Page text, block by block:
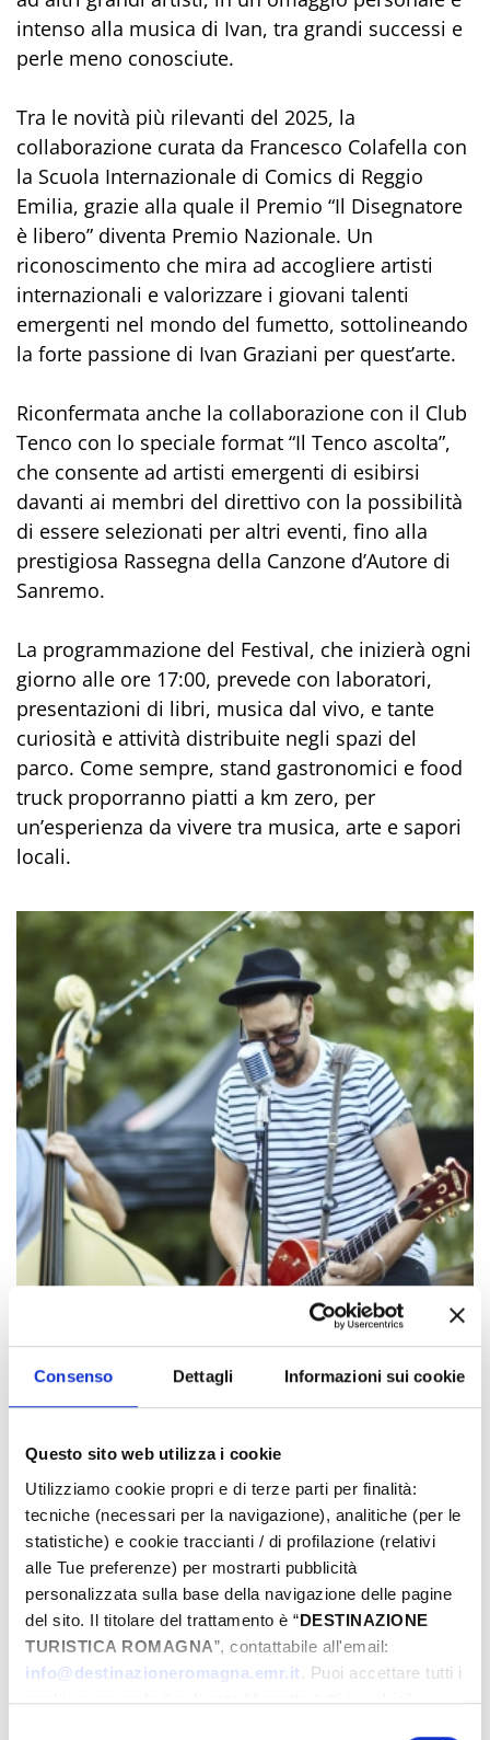
Consenso Dettagli Informazioni sui cookie
Questo sito web utilizza i cookie
Utilizziamo cookie propri e di terze parti per finalità:
tecniche (necessari per la navigazione), analitiche (per le
statistiche) e cookie traccianti / di profilazione (relativi
alle Tue preferenze) per mostrarti pubblicità
personalizzata sulla base della navigazione delle pagine
del sito. Il titolare del trattamento è “DESTINAZIONE
TURISTICA ROMAGNA”, contattabile all'email:
info@destinazioneromagna.emr.it. Puoi accettare tutti i
cookie premendo il pulsante “Accetta tutti i cookie”,
intenso alla musica di Ivan, tra grandi successi e
perle meno conosciute.
Tra le novità più rilevanti del 2025, la
collaborazione curata da Francesco Colafella con
la Scuola Internazionale di Comics di Reggio
Emilia, grazie alla quale il Premio “Il Disegnatore
è libero” diventa Premio Nazionale. Un
riconoscimento che mira ad accogliere artisti
internazionali e valorizzare i giovani talenti
emergenti nel mondo del fumetto, sottolineando
la forte passione di Ivan Graziani per quest’arte.
Riconfermata anche la collaborazione con il Club
Tenco con lo speciale format “Il Tenco ascolta”,
che consente ad artisti emergenti di esibirsi
davanti ai membri del direttivo con la possibilità
di essere selezionati per altri eventi, fino alla
prestigiosa Rassegna della Canzone d’Autore di
Sanremo.
La programmazione del Festival, che inizierà ogni
giorno alle ore 17:00, prevede con laboratori,
presentazioni di libri, musica dal vivo, e tante
curiosità e attività distribuite negli spazi del
parco. Come sempre, stand gastronomici e food
truck proporranno piatti a km zero, per
un’esperienza da vivere tra musica, arte e sapori
locali.
contattare sempre gli organizzatori prima di
recarsi in loco.
PRENOTA
­DOVE